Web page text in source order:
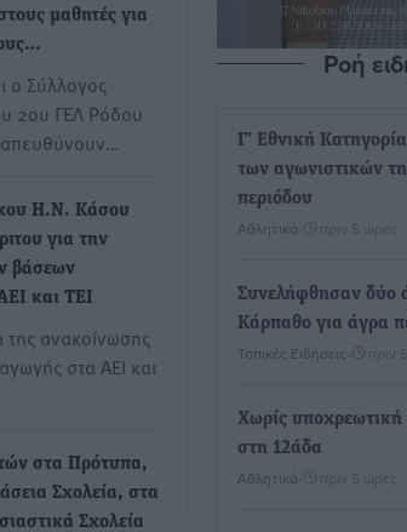
μαθητές για
ο Σύλλογος
2ου ΓΕΛ Ρόδου
Η.Ν. Κάσου
για την
βάσεων
και ΤΕΙ
της ανακοίνωσης
στα ΑΕΙ και
στα Πρότυπα,
Σχολεία, στα
Σχολεία
Ροή
Γ’ Εθνική
των αγωνιστικών
περιόδου
Αθλητικά πριν 5 ώρες
Συνελήφθησαν δύο
Κάρπαθο για άγρα
Τοπικές Ειδήσεις πριν
Χωρίς
στη 12άδα
Αθλητικά πριν 5 ώρες